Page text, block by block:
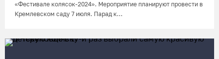
«Фестивале колясок-2024». Мероприятие планируют провести в
Кремлевском саду 7 июля. Парад к...